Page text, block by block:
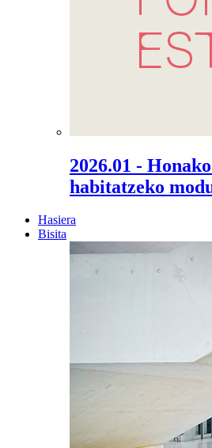
2026.01 -
habitatzeko
Hasiera
Bisita